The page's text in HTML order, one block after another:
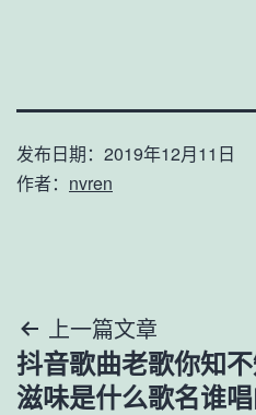
发布日期： 2019年12月11日
作者： nvren
文
章
上一篇文章
抖音歌曲老歌你知
滋味是什么歌名谁